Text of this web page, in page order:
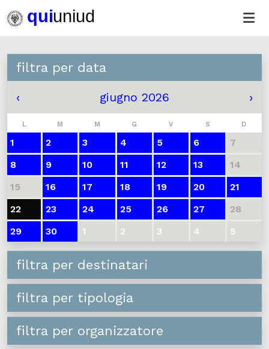
filtra per data
‹ giugno 2026 ›
L M M G V S D
1 2 3 4 5 6
7
8
9 10 11 12 13
14
15
16 17 18 19 20
21
22
23 24 25 26 27
28
29
30 1 2 3 4 5
filtra per destinatari
filtra per tipologia
filtra per organizzatore